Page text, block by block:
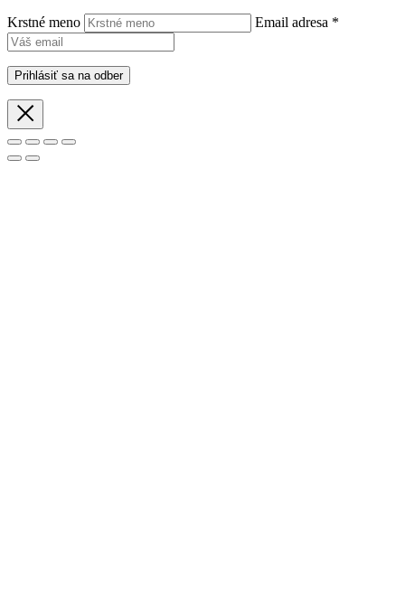
Krstné meno Email adresa *